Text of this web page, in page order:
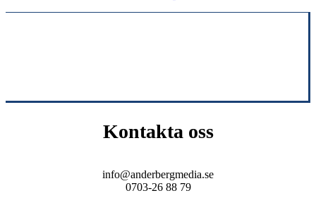
Kontakta oss
info@anderbergmedia.se
0703-26 88 79